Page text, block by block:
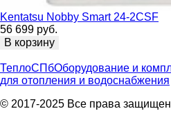
Kentatsu Nobby Smart 24-2CSF
56 699 руб.
В корзину
ТеплоСПбОборудование и
для отопления и водоснабжения
© 2017-2025 Все права